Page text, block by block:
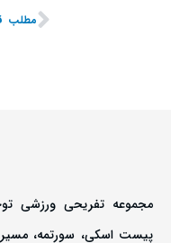
مطلب
مجموعه تفریحی ورزشی
پیست اسکی، سورتمه،